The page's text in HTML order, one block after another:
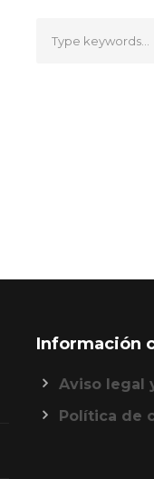
Información
Aviso legal
Política de